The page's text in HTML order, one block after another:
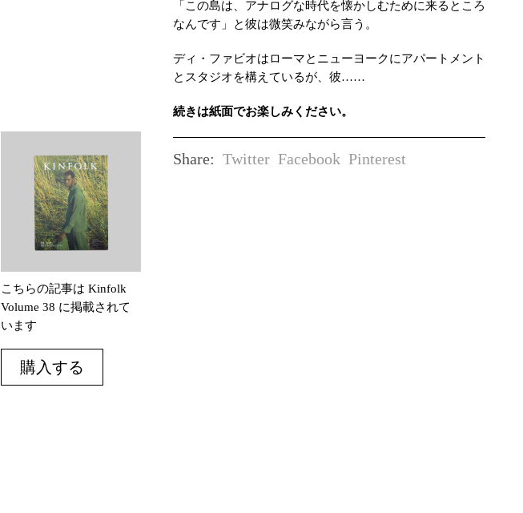
「この島は、アナログな時代を懐かしむために来るところ
なんです」と彼は微笑みながら言う。
ディ・ファビオはローマとニューヨークにアパートメント
とスタジオを構えているが、彼……
続きは紙面でお楽しみください。
Twitter Facebook Pinterest
こちらの記事は Kinfolk
Volume 38 に掲載されて
います
購入する